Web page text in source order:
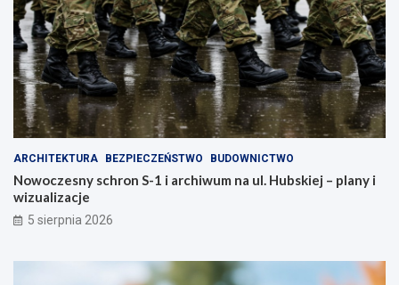
ARCHITEKTURA BEZPIECZEŃSTWO BUDOWNICTWO
Nowoczesny schron S-1 i archiwum na ul. Hubskiej – plany i
wizualizacje
5 sierpnia 2026